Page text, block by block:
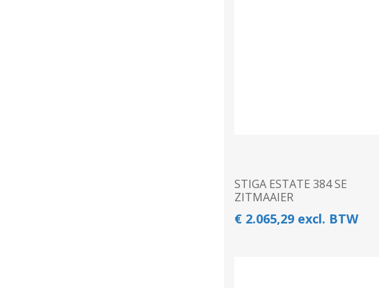
STIGA ESTATE 384 SE
ZITMAAIER
€ 2.065,29 excl. BTW